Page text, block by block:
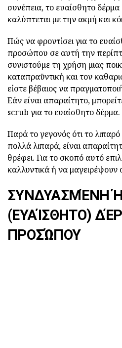
συνέπεια, το ευαίσθητο
καλύπτεται με την ακμή και
Πώς να φροντίσει για το
προσώπου σε αυτή την
συνιστούμε τη χρήση μιας
καταπραϋντική και τον
είστε βέβαιος να
Εάν είναι απαραίτητο,
scrub για το ευαίσθητο δέρμα.
Παρά το γεγονός ότι το
πολλά λιπαρά, είναι
θρέφει. Για το σκοπό αυτό
καλλυντικά ή να μαγειρέψουν
ΣΥΝΔΥΑΣΜΈΝΗ
(ΕΥΑΊΣΘΗΤΟ)
ΠΡΟΣΏΠΟΥ